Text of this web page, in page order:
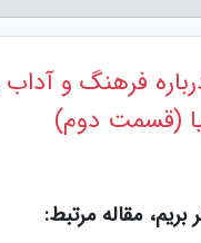
فرهنگ و
(قسمت دوم)
مقاله مرتبط: